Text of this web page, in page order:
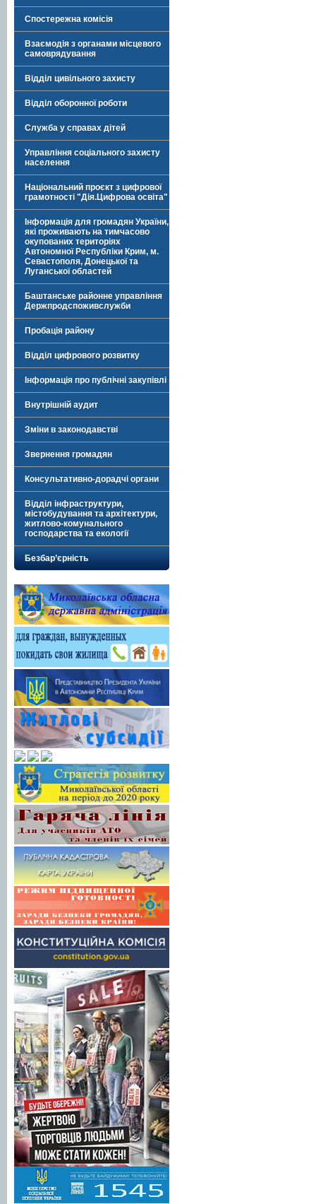
Спостережна комісія
Взаємодія з органами місцевого
самоврядування
Відділ цивільного захисту
Відділ оборонної роботи
Служба у справах дітей
Управління соціального захисту
населення
Національний проєкт з цифрової
грамотності "Дія.Цифрова освіта"
Інформація для громадян України,
які проживають на тимчасово
окупованих територіях
Автономної Республіки Крим, м.
Севастополя, Донецької та
Луганської областей
Баштанське районне управління
Держпродспоживслужби
Пробація району
Відділ цифрового розвитку
Інформація про публічні закупівлі
Внутрішній аудит
Зміни в законодавстві
Звернення громадян
Консультативно-дорадчі органи
Відділ інфраструктури,
містобудування та архітектури,
житлово-комунального
господарства та екології
Безбар’єрність